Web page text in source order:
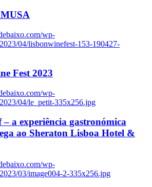
wp-
04/lisbonwinefest-153-190427-
Fest 2023
wp-
04/le_petit-335x256.jpg
– a experiência gastronómica
ao Sheraton Lisboa Hotel &
wp-
03/image004-2-335x256.jpg